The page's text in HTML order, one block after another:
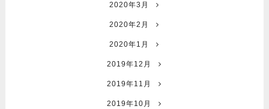
2020年3月
2020年2月
2020年1月
2019年12月
2019年11月
2019年10月